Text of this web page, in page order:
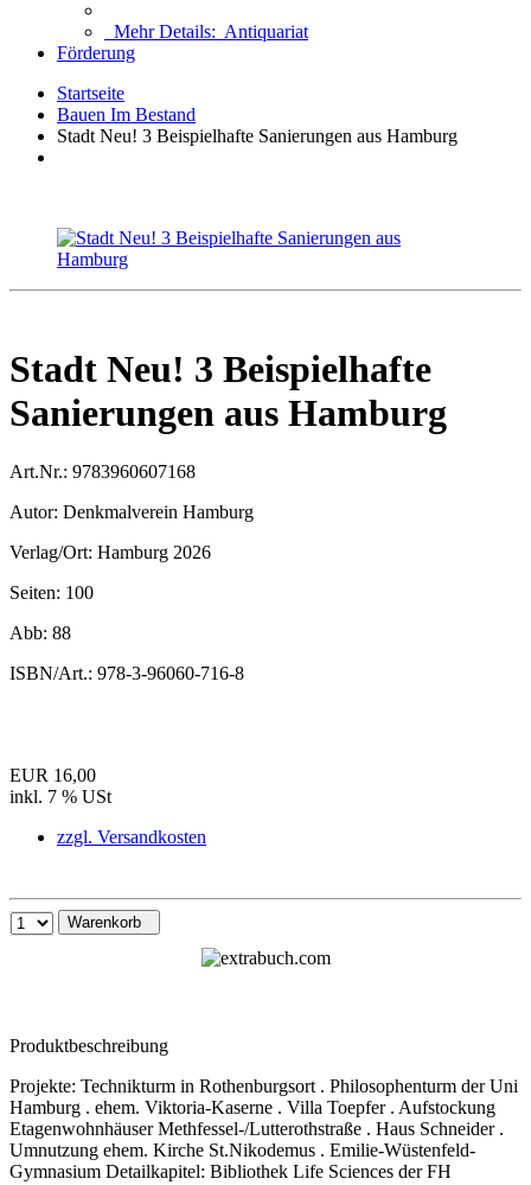
Mehr Details: Antiquariat
Förderung
Startseite
Bauen Im Bestand
Stadt Neu! 3 Beispielhafte Sanierungen aus Hamburg
Stadt Neu! 3 Beispielhafte
Sanierungen aus Hamburg
Art.Nr.: 9783960607168
Autor: Denkmalverein Hamburg
Verlag/Ort: Hamburg 2026
Seiten: 100
Abb: 88
ISBN/Art.: 978-3-96060-716-8
EUR 16,00
inkl. 7 % USt
zzgl. Versandkosten
Warenkorb
Produktbeschreibung
Projekte: Technikturm in Rothenburgsort . Philosophenturm der Uni
Hamburg . ehem. Viktoria-Kaserne . Villa Toepfer . Aufstockung
Etagenwohnhäuser Methfessel-/Lutterothstraße . Haus Schneider .
Umnutzung ehem. Kirche St.Nikodemus . Emilie-Wüstenfeld-
Gymnasium Detailkapitel: Bibliothek Life Sciences der FH